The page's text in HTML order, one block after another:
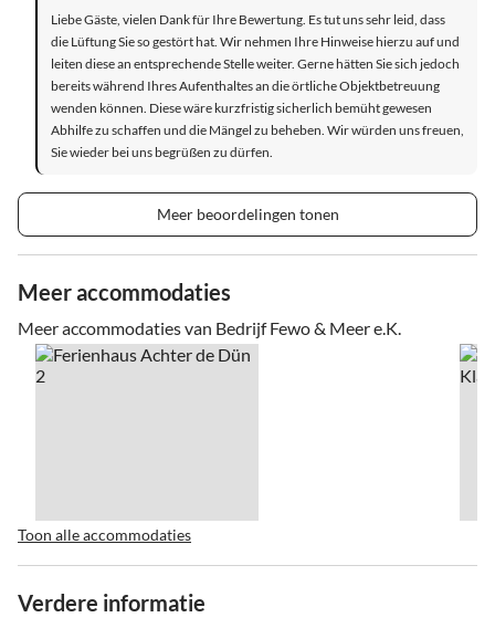
Liebe Gäste, vielen Dank für Ihre Bewertung. Es tut uns sehr leid, dass
die Lüftung Sie so gestört hat. Wir nehmen Ihre Hinweise hierzu auf und
leiten diese an entsprechende Stelle weiter. Gerne hätten Sie sich jedoch
bereits während Ihres Aufenthaltes an die örtliche Objektbetreuung
wenden können. Diese wäre kurzfristig sicherlich bemüht gewesen
Abhilfe zu schaffen und die Mängel zu beheben. Wir würden uns freuen,
Sie wieder bei uns begrüßen zu dürfen.
Meer beoordelingen tonen
Meer accommodaties
Meer accommodaties van Bedrijf Fewo & Meer e.K.
Toon alle accommodaties
Verdere informatie